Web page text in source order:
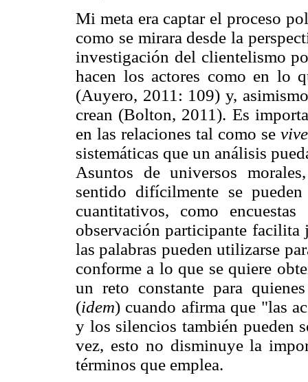
Mi meta era captar el proceso
como se mirara desde la
investigación del clientelismo
hacen los actores como en lo
(Auyero, 2011: 109) y,
crean (Bolton, 2011). Es
en las relaciones tal como se
sistemáticas que un análisis
Asuntos de universos
sentido difícilmente se
cuantitativos, como
observación participante facilita
las palabras pueden utilizarse
conforme a lo que se quiere
un reto constante para
(idem) cuando afirma que "las
y los silencios también pueden
vez, esto no disminuye la
términos que emplea.